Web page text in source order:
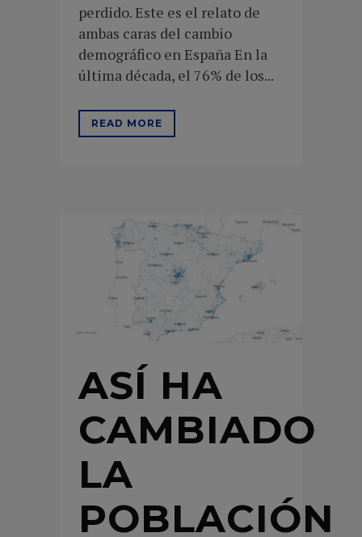
perdido. Este es el relato de
ambas caras del cambio
demográfico en España En la
última década, el 76% de los...
READ MORE
ASÍ HA
CAMBIADO
LA
POBLACIÓN